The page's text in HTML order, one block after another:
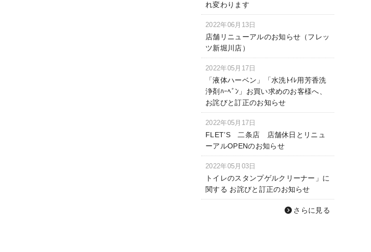
れ変わります
2022年06月13日
店舗リニューアルのお知らせ（フレッ
ツ新堀川店）
2022年05月17日
「液体ハーベン」「水洗ﾄｲﾚ用芳香洗
浄剤ﾊｰﾍﾞﾝ」お買い求めのお客様へ、
お詫びと訂正のお知らせ
2022年05月17日
FLET’S 二条店 店舗休日とリニュ
ーアルOPENのお知らせ
2022年05月03日
トイレのスタンプゲルクリーナー」に
関する お詫びと訂正のお知らせ
さらに見る